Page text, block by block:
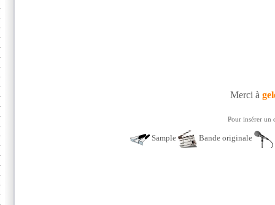
Merci à
Pour insérer un
Sample Bande originale